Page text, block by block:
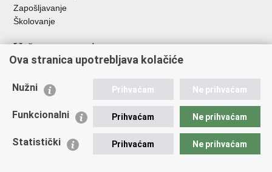
Zapošljavanje
Školovanje
Važne poveznice
Ministarstvo unutarnjih poslova
Udruge
Policijska akademija
Zaklada policijske solidarnosti
Ova stranica upotrebljava kolačiće
Nužni Prihvaćam Ne prihvaćam
Funkcionalni Prihvaćam Ne prihvaćam
Statistički Prihvaćam Ne prihvaćam